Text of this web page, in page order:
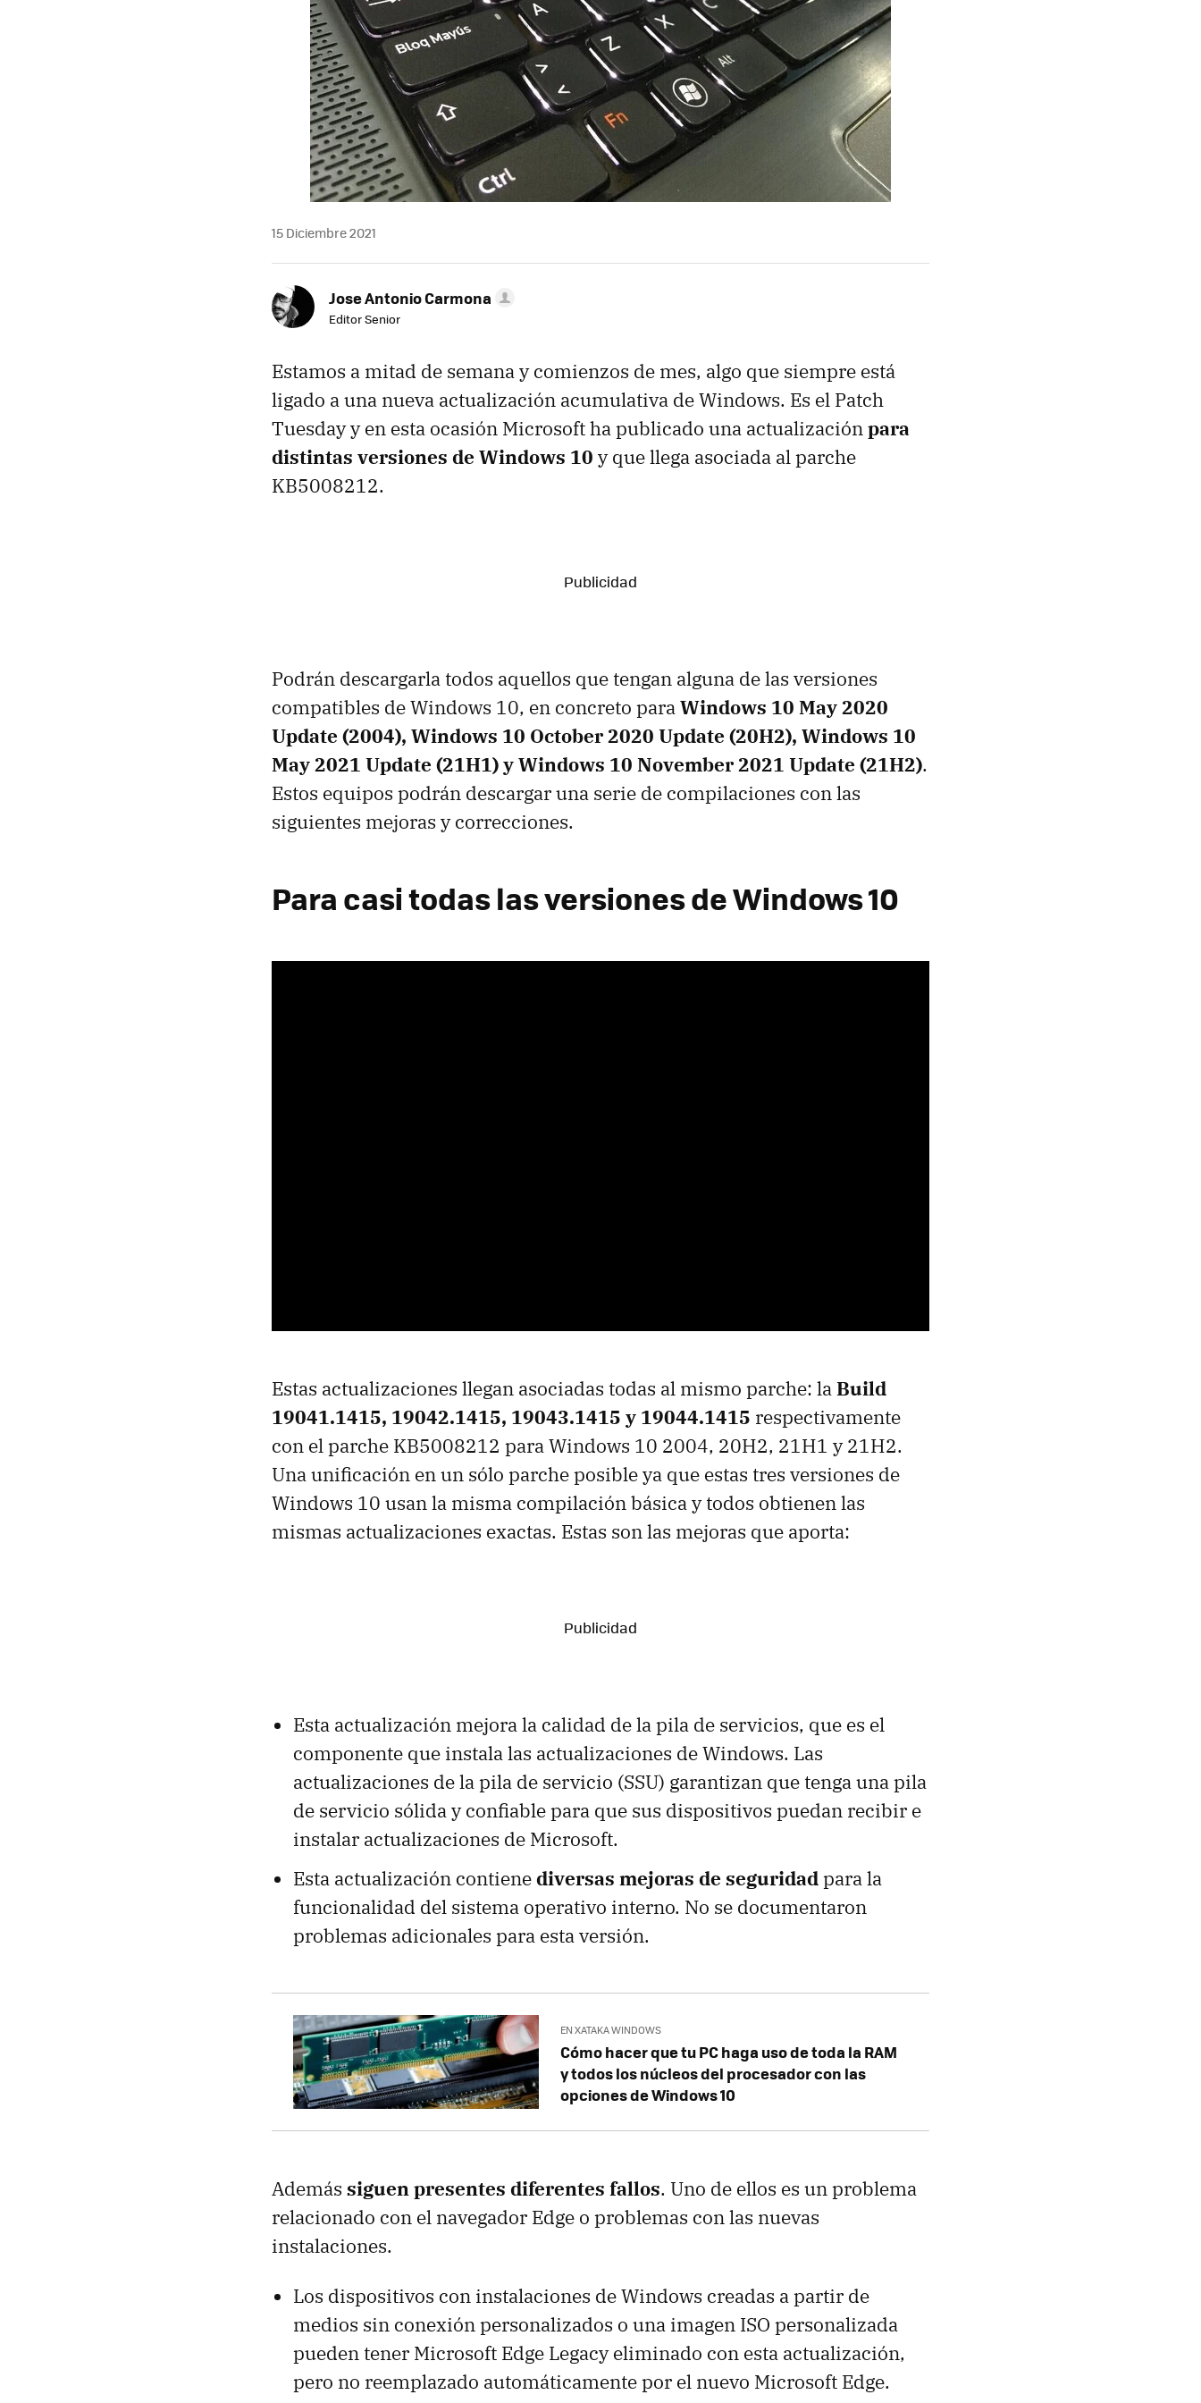
15 Diciembre 2021
Jose Antonio Carmona
Editor Senior
Estamos a mitad de semana y comienzos de mes, algo que siempre está
ligado a una nueva actualización acumulativa de Windows. Es el Patch
Tuesday y en esta ocasión Microsoft ha publicado una actualizaciónpara
distintas versiones de Windows 10 y que llega asociada al parche
KB5008212.
Podrán descargarla todos aquellos que tengan alguna de las versiones
compatibles de Windows 10, en concreto paraWindows 10 May 2020
Update (2004), Windows 10 October 2020 Update (20H2), Windows 10
May 2021 Update (21H1) y Windows 10 November 2021 Update (21H2).
Estos equipos podrán descargar una serie de compilaciones con las
siguientes mejoras y correcciones.
Para casi todas las versiones de Windows 10
Estas actualizaciones llegan asociadas todas al mismo parche: laBuild
19041.1415, 19042.1415, 19043.1415 y 19044.1415 respectivamente
con el parche KB5008212 para Windows 10 2004, 20H2, 21H1 y 21H2.
Una unificación en un sólo parche posible ya que estas tres versiones de
Windows 10 usan la misma compilación básica y todos obtienen las
mismas actualizaciones exactas. Estas son las mejoras que aporta:
Esta actualización mejora la calidad de la pila de servicios, que es el
componente que instala las actualizaciones de Windows. Las
actualizaciones de la pila de servicio (SSU) garantizan que tenga una pila
de servicio sólida y confiable para que sus dispositivos puedan recibir e
instalar actualizaciones de Microsoft.
Esta actualización contienediversas mejoras de seguridadpara la
funcionalidad del sistema operativo interno. No se documentaron
problemas adicionales para esta versión.
EN XATAKA WINDOWS
Cómo hacer que tu PC haga uso de toda la RAM
y todos los núcleos del procesador con las
opciones de Windows 10
Además siguen presentes diferentes fallos. Uno de ellos es un problema
relacionado con el navegador Edge o problemas con las nuevas
instalaciones.
Los dispositivos con instalaciones de Windows creadas a partir de
medios sin conexión personalizados o una imagen ISO personalizada
pueden tener Microsoft Edge Legacy eliminado con esta actualización,
pero no reemplazado automáticamente por el nuevo Microsoft Edge.